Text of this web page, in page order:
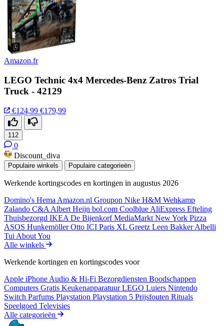
Amazon.fr
LEGO Technic 4x4 Mercedes-Benz Zatros Trial
Truck - 42129
€124,99 €179,99
112
0
Discount_diva
Populaire winkels Populaire categorieën
Werkende kortingscodes en kortingen in augustus 2026
Domino's Hema Amazon.nl Groupon Nike H&M Wehkamp
Zalando C&A Albert Heijn bol.com Coolblue AliExpress Efteling
Thuisbezorgd IKEA De BijenkorfMediaMarkt New York Pizza
ASOS HunkemöllerOtto ICI Paris XL Greetz Leen BakkerAlbelli
Tui About You
Alle winkels
Werkende kortingen en kortingscodes voor
Apple iPhone Audio & Hi-Fi Bezorgdiensten Boodschappen
Computers Gratis KeukenapparatuurLEGO Luiers Nintendo
Switch Parfums Playstation Playstation 5 Prijsfouten Rituals
Speelgoed Televisies
Alle categorieën